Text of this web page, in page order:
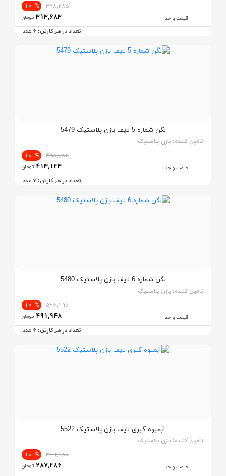
قیمت واحد
348,285
% 10
313,683 تومان
تعداد در هر کارتن: 6 عدد
لگن شماره 5 لایف بازن پلاستیک 5479
تامین کننده: بازن پلاستیک
قیمت واحد
458,882
% 10
413,123 تومان
تعداد در هر کارتن: 6 عدد
لگن شماره 6 لایف بازن پلاستیک 5480
تامین کننده: بازن پلاستیک
قیمت واحد
546,196
% 10
491,948 تومان
تعداد در هر کارتن: 6 عدد
آبمیوه گیری لایف بازن پلاستیک 5522
تامین کننده: بازن پلاستیک
قیمت واحد
319,180
% 10
287,286 تومان